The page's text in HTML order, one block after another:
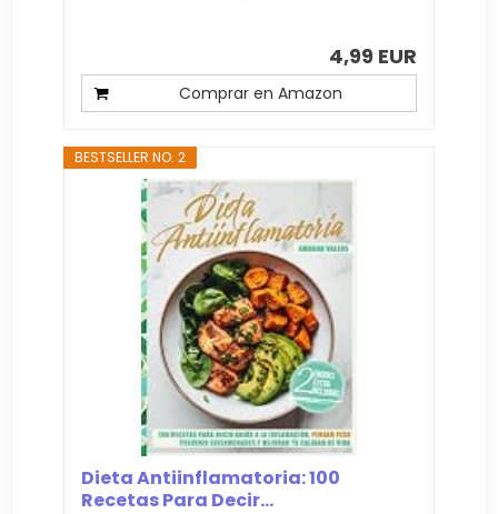
4,99 EUR
Comprar en Amazon
BESTSELLER NO. 2
Dieta Antiinflamatoria: 100
Recetas Para Decir...